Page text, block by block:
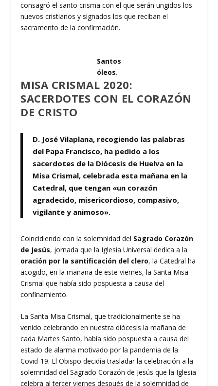
consagró el santo crisma con el que serán ungidos los
nuevos cristianos y signados los que reciban el
sacramento de la confirmación.
Santos
óleos.
MISA CRISMAL 2020:
SACERDOTES CON EL CORAZÓN
DE CRISTO
D. José Vilaplana, recogiendo las palabras
del Papa Francisco, ha pedido a los
sacerdotes de la Diócesis de Huelva en la
Misa Crismal, celebrada esta mañana en la
Catedral, que tengan «un corazón
agradecido, misericordioso, compasivo,
vigilante y animoso».
Coincidiendo con la solemnidad del Sagrado Corazón
de Jesús, jornada que la Iglesia Universal dedica a la
oración por la santificación del clero, la Catedral ha
acogido, en la mañana de este viernes, la Santa Misa
Crismal que había sido pospuesta a causa del
confinamiento.
La Santa Misa Crismal, que tradicionalmente se ha
venido celebrando en nuestra diócesis la mañana de
cada Martes Santo, había sido pospuesta a causa del
estado de alarma motivado por la pandemia de la
Covid-19. El Obispo decidía trasladar la celebración a la
solemnidad del Sagrado Corazón de Jesús que la Iglesia
celebra al tercer viernes después de la solemnidad de